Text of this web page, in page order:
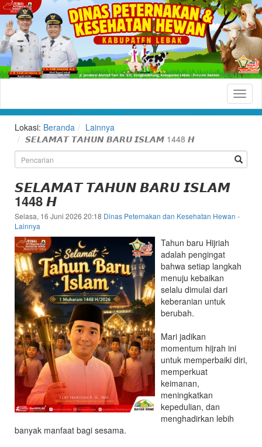
Peternakan
dan
Kesehatan
Hewan
Kabupaten
Lebak
Situs
Resmi
Dinas
Peternakan
dan
Kesehatan
Hewan
Kabupaten
Lebak
Lokasi: Beranda
Lainnya
𝙎𝙀𝙇𝘼𝙈𝘼𝙏 𝙏𝘼𝙃𝙐𝙉 𝘽𝘼𝙍𝙐 𝙄𝙎𝙇𝘼𝙈 1448 𝙃
𝙎𝙀𝙇𝘼𝙈𝘼𝙏 𝙏𝘼𝙃𝙐𝙉 𝘽𝘼𝙍𝙐 𝙄𝙎𝙇𝘼𝙈
1448 𝙃
Selasa, 16 Juni 2026 20:18 Dinas Peternakan dan Kesehatan Hewan -
Lainnya
Tahun baru Hijriah
adalah pengingat
bahwa setiap langkah
menuju kebaikan
selalu dimulai dari
keberanian untuk
berubah.
Mari jadikan
momentum hijrah ini
untuk memperbaiki diri,
memperkuat
keimanan,
meningkatkan
kepedulian, dan
menghadirkan lebih
banyak manfaat bagi sesama.